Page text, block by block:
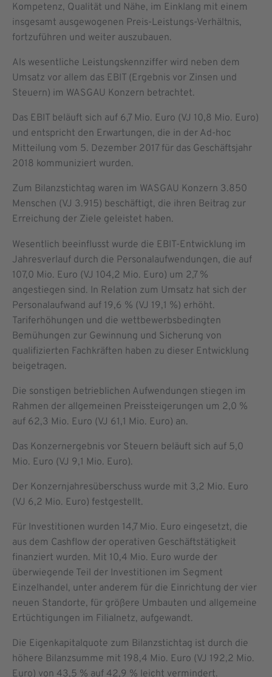
Kompetenz, Qualität und Nähe, im Einklang mit einem
insgesamt ausgewogenen Preis-Leistungs-Verhältnis,
fortzuführen und weiter auszubauen.
Als wesentliche Leistungskennziffer wird neben dem
Umsatz vor allem das EBIT (Ergebnis vor Zinsen und
Steuern) im WASGAU Konzern betrachtet.
Das EBIT beläuft sich auf 6,7 Mio. Euro (VJ 10,8 Mio. Euro)
und entspricht den Erwartungen, die in der Ad-hoc
Mitteilung vom 5. Dezember 2017 für das Geschäftsjahr
2018 kommuniziert wurden.
Zum Bilanzstichtag waren im WASGAU Konzern 3.850
Menschen (VJ 3.915) beschäftigt, die ihren Beitrag zur
Erreichung der Ziele geleistet haben.
Wesentlich beeinflusst wurde die EBIT-Entwicklung im
Jahresverlauf durch die Personalaufwendungen, die auf
107,0 Mio. Euro (VJ 104,2 Mio. Euro) um 2,7 %
angestiegen sind. In Relation zum Umsatz hat sich der
Personalaufwand auf 19,6 % (VJ 19,1 %) erhöht.
Tariferhöhungen und die wettbewerbsbedingten
Bemühungen zur Gewinnung und Sicherung von
qualifizierten Fachkräften haben zu dieser Entwicklung
beigetragen.
Die sonstigen betrieblichen Aufwendungen stiegen im
Rahmen der allgemeinen Preissteigerungen um 2,0 %
auf 62,3 Mio. Euro (VJ 61,1 Mio. Euro) an.
Das Konzernergebnis vor Steuern beläuft sich auf 5,0
Mio. Euro (VJ 9,1 Mio. Euro).
Der Konzernjahresüberschuss wurde mit 3,2 Mio. Euro
(VJ 6,2 Mio. Euro) festgestellt.
Für Investitionen wurden 14,7 Mio. Euro eingesetzt, die
aus dem Cashflow der operativen Geschäftstätigkeit
finanziert wurden. Mit 10,4 Mio. Euro wurde der
überwiegende Teil der Investitionen im Segment
Einzelhandel, unter anderem für die Einrichtung der vier
neuen Standorte, für größere Umbauten und allgemeine
Ertüchtigungen im Filialnetz, aufgewandt.
Die Eigenkapitalquote zum Bilanzstichtag ist durch die
höhere Bilanzsumme mit 198,4 Mio. Euro (VJ 192,2 Mio.
Euro) von 43,5 % auf 42,9 % leicht vermindert.